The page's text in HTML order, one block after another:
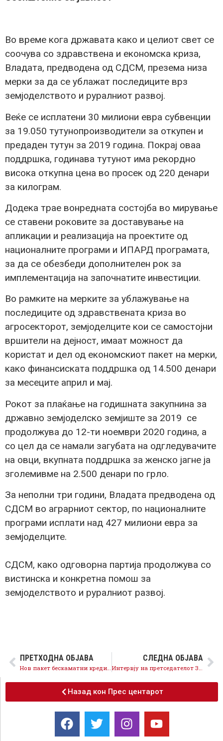
Во време кога државата како и целиот свет се
соочува со здравствена и економска криза,
Владата, предводена од СДСМ, презема низа
мерки за да се ублажат последиците врз
земјоделството и руралниот развој.
Веќе се исплатени 30 милиони евра субвенции
за 19.050 тутунопроизводители за откупен и
предаден тутун за 2019 година. Покрај оваа
поддршка, годинава тутунот има рекордно
висока откупна цена во просек од 220 денари
за килограм.
Додека трае вонредната состојба во мирување
се ставени роковите за доставување на
апликации и реализација на проектите од
националните програми и ИПАРД програмата,
за да се обезбеди дополнителен рок за
имплементација на започнатите инвестиции.
Во рамките на мерките за ублажување на
последиците од здравствената криза во
агросекторот, земјоделците кои се самостојни
вршители на дејност, имаат можност да
користат и дел од економскиот пакет на мерки,
како финансиската поддршка од 14.500 денари
за месеците април и мај.
Рокот за плаќање на годишната закупнина за
државно земјоделско земјиште за 2019 се
продолжува до 12-ти ноември 2020 година, а
со цел да се намали загубата на одгледувачите
на овци, вкупната поддршка за женско јагне ја
зголемивме на 2.500 денари по грло.
За неполни три години, Владата предводена од
СДСМ во аграрниот сектор, по националните
програми исплати над 427 милиони евра за
земјоделците.
СДСМ, како одговорна партија продолжува со
вистинска и конкретна помош за
земјоделството и руралниот развој.
ПРЕТХОДНА ОБЈАВА СЛЕДНА ОБЈАВА
Назад кон Прес центарот